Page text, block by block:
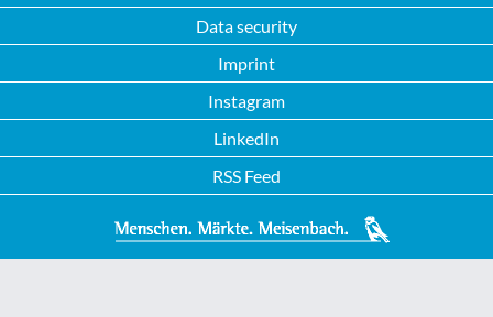
Data security
Imprint
Instagram
LinkedIn
RSS Feed